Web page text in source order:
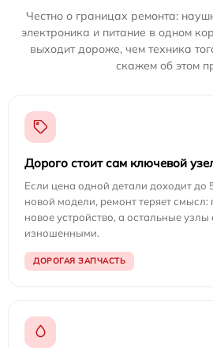
Честно о границах ремонта:
электроника и питание в одном
выходит дороже, чем техника
скажем об этом
Дорого стоит сам ключевой
Если цена одной детали доходит до
новой модели, ремонт теряет смысл:
новое устройство, а остальные узлы
изношенными.
ДОРОГАЯ ЗАПЧАСТЬ